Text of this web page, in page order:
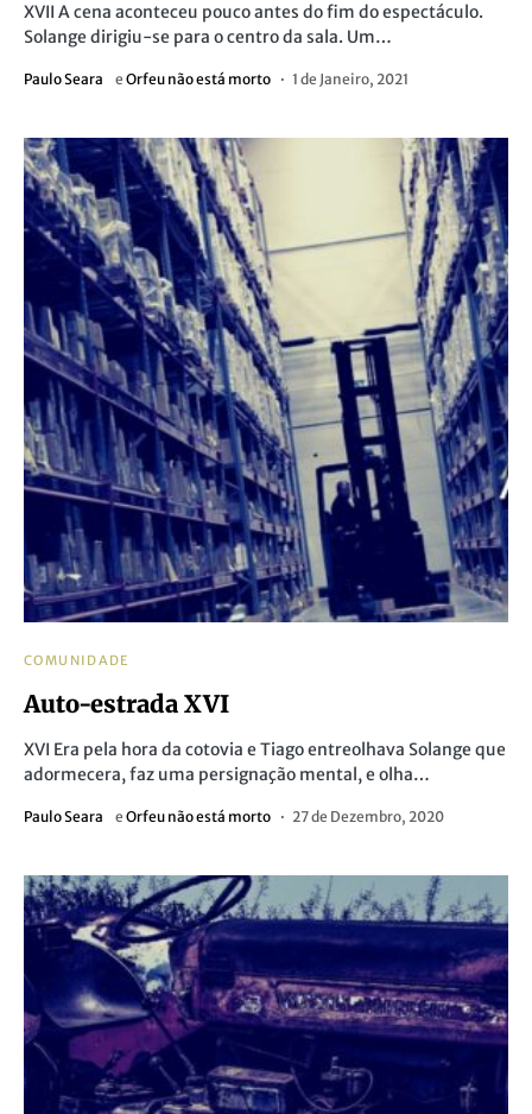
XVII A cena aconteceu pouco antes do fim do espectáculo.
Solange dirigiu-se para o centro da sala. Um…
Paulo Seara e Orfeu não está morto 1 de Janeiro, 2021
COMUNIDADE
Auto-estrada XVI
XVI Era pela hora da cotovia e Tiago entreolhava Solange que
adormecera, faz uma persignação mental, e olha…
Paulo Seara e Orfeu não está morto 27 de Dezembro, 2020